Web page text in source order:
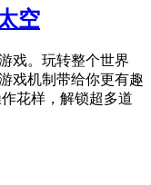
空
戏。玩转整个世界
戏机制带给你更有趣
花样，解锁超多道